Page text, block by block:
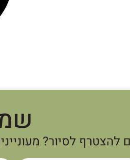
להצטרף לסיור?